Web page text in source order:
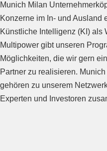
Munich Milan
Konzerne im In- und Ausland
Künstliche Intelligenz (KI) als
Multipower gibt unseren
Möglichkeiten, die wir gern
Partner zu realisieren.
gehören zu unserem
Experten und Investoren